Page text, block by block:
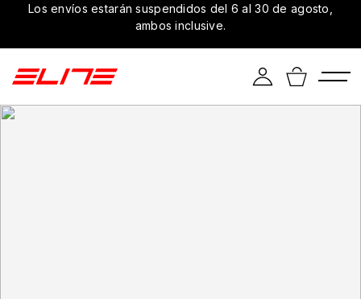
Los envíos estarán suspendidos del 6 al 30 de agosto,
ambos inclusive.